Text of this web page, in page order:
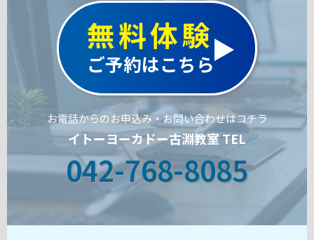
無料体験
ご予約はこちら
お電話からのお申込み・お問い合わせはコチラ
イトーヨーカドー古淵教室 TEL
042-768-8085